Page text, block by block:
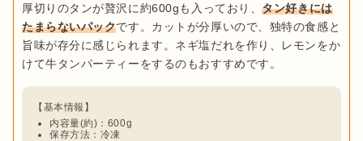
厚切りのタンが贅沢に約600gも入っており、タン好きには
たまらないパックです。カットが分厚いので、独特の食感と
旨味が存分に感じられます。ネギ塩だれを作り、レモンをか
内容量(約)：600g
保存方法：冷凍